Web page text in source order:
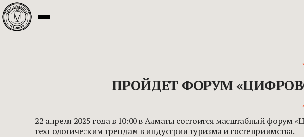
ПРОЙДЕТ ФОРУМ
22 апреля 2025 года в 10:00 в Алматы состоится масштабный
технологическим трендам в индустрии туризма и гостеприимства.